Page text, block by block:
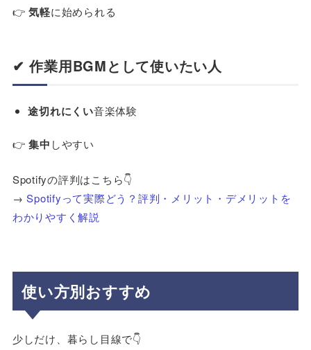
👉気軽に始められる
✔ 作業用BGMとして使いたい人
途切れにくい音楽体験
👉集中 しやすい
Spotifyの評判はこちら👇
→Spotifyって実際どう？評判・メリット・デメリットを
わかりやすく解説
使い方別おすすめ
少しだけ、暮らし目線で👇